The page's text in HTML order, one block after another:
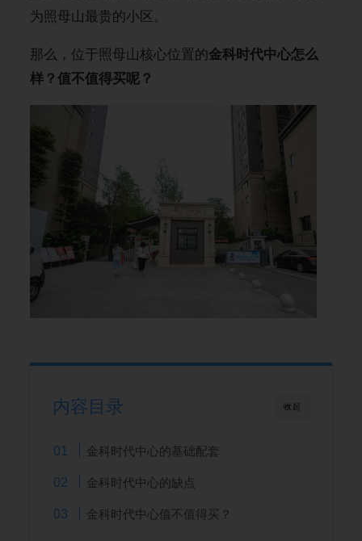
为照母山最贵的小区。
那么，位于照母山核心位置的金科时代中心怎么
样？值不值得买呢？
收起
内容目录
金科时代中心的基础配套
金科时代中心的缺点
金科时代中心值不值得买？